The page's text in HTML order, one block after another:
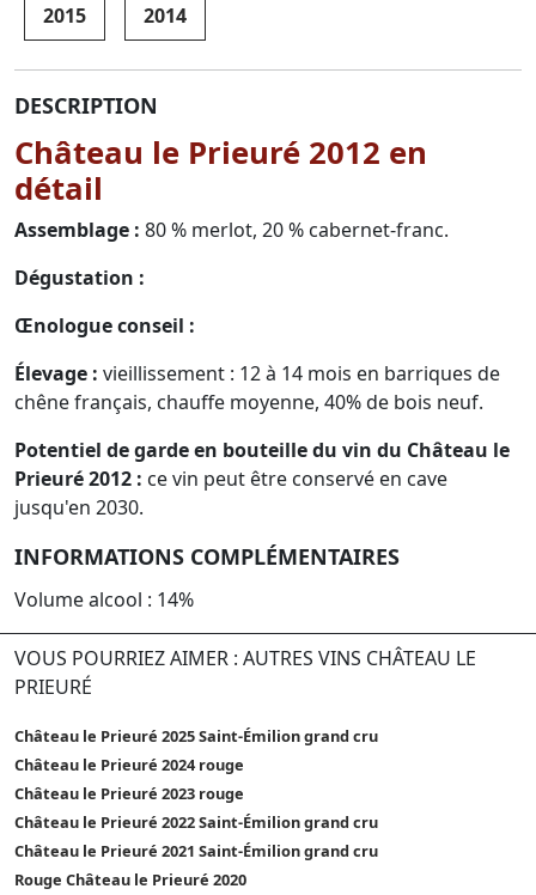
2015 2014
DESCRIPTION
Château le Prieuré 2012 en
détail
Assemblage : 80 % merlot, 20 % cabernet-franc.
Dégustation :
Œnologue conseil :
Élevage : vieillissement : 12 à 14 mois en barriques de
chêne français, chauffe moyenne, 40% de bois neuf.
Potentiel de garde en bouteille du vin du Château le
Prieuré 2012 : ce vin peut être conservé en cave
jusqu'en 2030.
INFORMATIONS COMPLÉMENTAIRES
Volume alcool : 14%
VOUS POURRIEZ AIMER : AUTRES VINS CHÂTEAU LE
PRIEURÉ
Château le Prieuré 2025 Saint-Émilion grand cru
Château le Prieuré 2024 rouge
Château le Prieuré 2023 rouge
Château le Prieuré 2022 Saint-Émilion grand cru
Château le Prieuré 2021 Saint-Émilion grand cru
Rouge Château le Prieuré 2020